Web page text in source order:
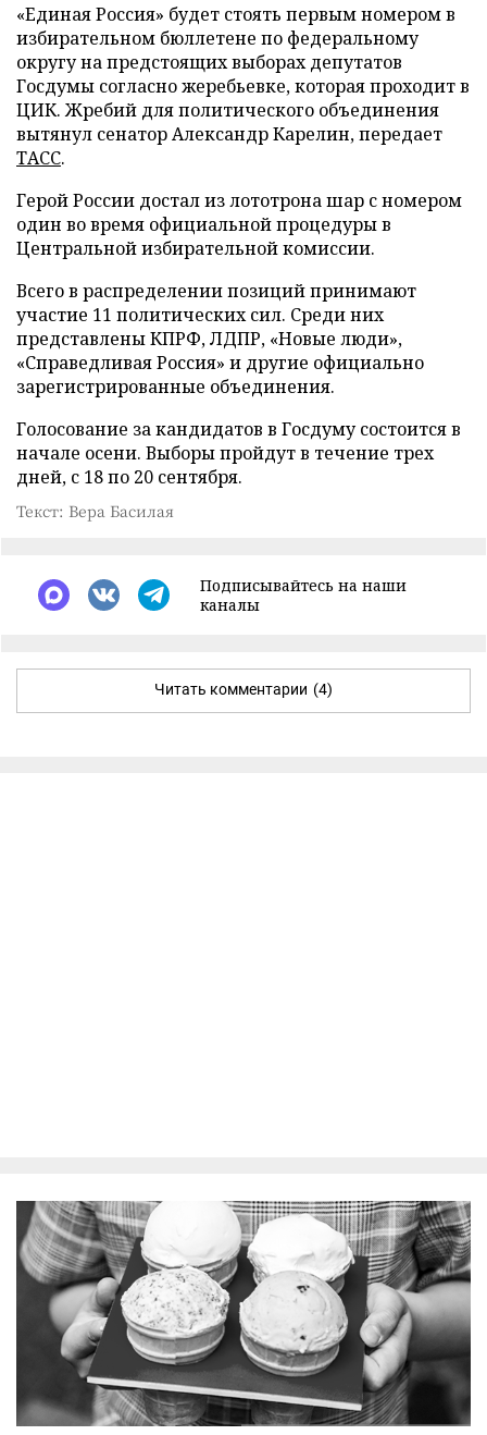
«Единая Россия» будет стоять первым номером в
избирательном бюллетене по федеральному
округу на предстоящих выборах депутатов
Госдумы согласно жеребьевке, которая проходит в
ЦИК. Жребий для политического объединения
вытянул сенатор Александр Карелин, передает
ТАСС.
Герой России достал из лототрона шар с номером
один во время официальной процедуры в
Центральной избирательной комиссии.
Всего в распределении позиций принимают
участие 11 политических сил. Среди них
представлены КПРФ, ЛДПР, «Новые люди»,
«Справедливая Россия» и другие официально
зарегистрированные объединения.
Голосование за кандидатов в Госдуму состоится в
начале осени. Выборы пройдут в течение трех
дней, с 18 по 20 сентября.
Текст: Вера Басилая
Подписывайтесь на наши
каналы
Читать комментарии (4)